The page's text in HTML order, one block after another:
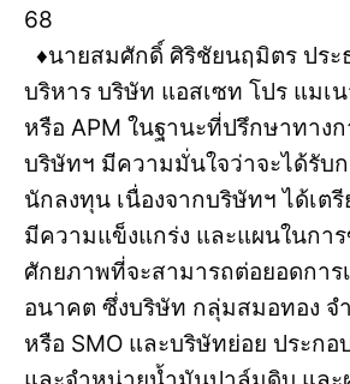
68
♦️นายสมศักดิ์ ศิริชัยนฤมิตร ประ
บริหาร บริษัท แอสเซท โปร แมเ
หรือ APM ในฐานะที่ปรึกษาทางก
บริษัทฯ มีความมั่นใจว่าจะได้รับ
นักลงทุน เนื่องจากบริษัทฯ ได้เต
มีความแข็งแกร่ง และแผนในกา
ศักยภาพที่จะสามารถต่อยอดการ
อนาคต ซึ่งบริษัท กลุ่มสมอทอง จ
หรือ SMO และบริษัทย่อย ประกอ